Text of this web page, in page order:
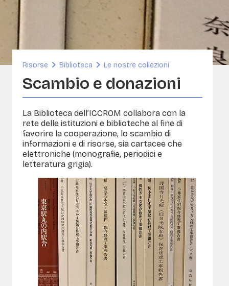
e patrimonio costruito
Conservazione delle collezioni di
e immagini
Risorse Biblioteca Le nostre collezioni
Scambio e donazioni
La Biblioteca dell’ICCROM collabora con la
rete delle istituzioni e biblioteche al fine di
favorire la cooperazione, lo scambio di
informazioni e di risorse, sia cartacee che
elettroniche (monografie, periodici e
letteratura grigia).